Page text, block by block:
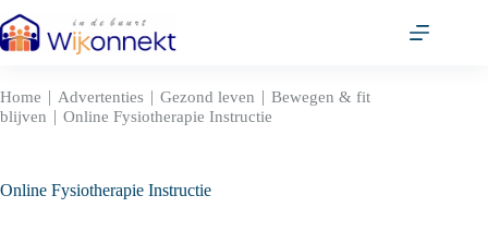
naar
de
Home | Advertenties | Gezond leven | Bewegen & fit
blijven | Online Fysiotherapie Instructie
Online Fysiotherapie Instructie